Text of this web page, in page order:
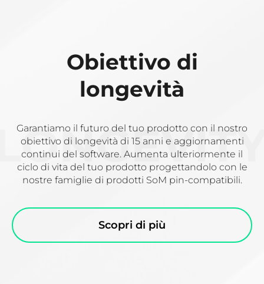
Obiettivo di
longevità
Garantiamo il futuro del tuo prodotto con il nostro
obiettivo di longevità di 15 anni e aggiornamenti
continui del software. Aumenta ulteriormente il
ciclo di vita del tuo prodotto progettandolo con le
nostre famiglie di prodotti SoM pin-compatibili.
Scopri di più